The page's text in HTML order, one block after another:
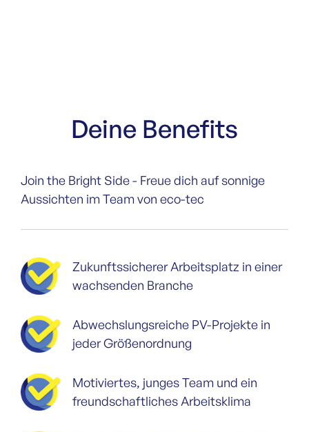
Deine Benefits
Join the Bright Side - Freue dich auf sonnige
Aussichten im Team von eco-tec
Zukunftssicherer Arbeitsplatz in einer
wachsenden Branche
Abwechslungs­reiche PV-Projekte in
jeder Größenordnung
Motiviertes, junges Team und ein
freundschaftliches Arbeitsklima